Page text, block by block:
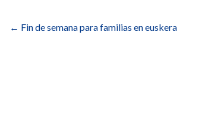
de
← Fin de semana para familias en euskera